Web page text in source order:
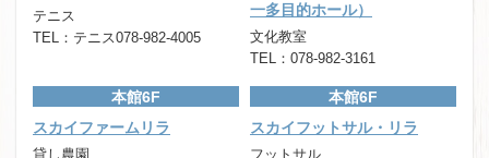
テニス
TEL：テニス078-982-4005
一多目的ホール）
文化教室
TEL：078-982-3161
本館6F
スカイファームリラ
貸し農園
本館6F
スカイフットサル・リラ
フットサル